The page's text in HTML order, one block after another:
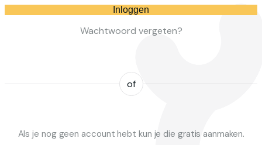
Inloggen
Wachtwoord vergeten?
of
Als je nog geen account hebt kun je die gratis aanmaken.